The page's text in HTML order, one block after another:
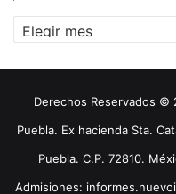
Archivos
Derechos Reservados ©
Puebla. Ex hacienda Sta.
Puebla. C.P. 72810.
Admisiones: